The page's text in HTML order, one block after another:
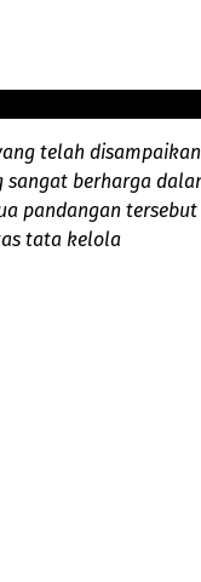
telah disampaikan
sangat berharga
pandangan tersebut
tata kelola